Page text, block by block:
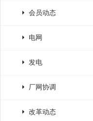
会员动态
电网
发电
厂网协调
改革动态